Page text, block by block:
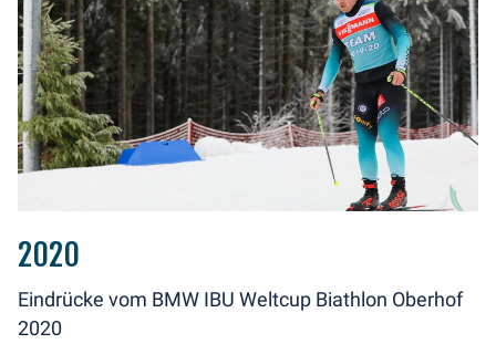
2020
Eindrücke vom BMW IBU Weltcup Biathlon Oberhof
2020